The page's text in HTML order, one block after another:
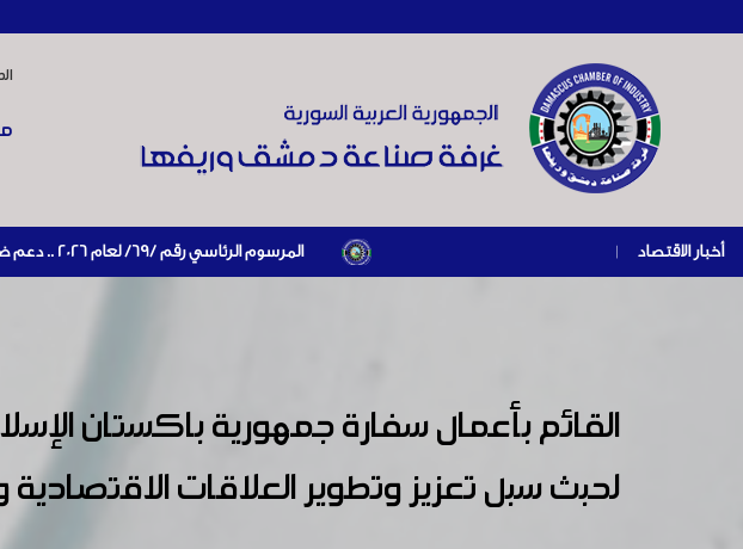
أخبار الاقتصاد | المرسوم الرئاسي رقم /69/ لعام 2026 .. دعم ضريبي للمنشآت المتضررة في إطار مسار التعافي الاقتصادي وإعادة تنشيط الإنتاج
القائم بأعمال سفارة جمهورية باكستان
لحبث سبل تعزيز وتطوير العلاقات الاقتصادية